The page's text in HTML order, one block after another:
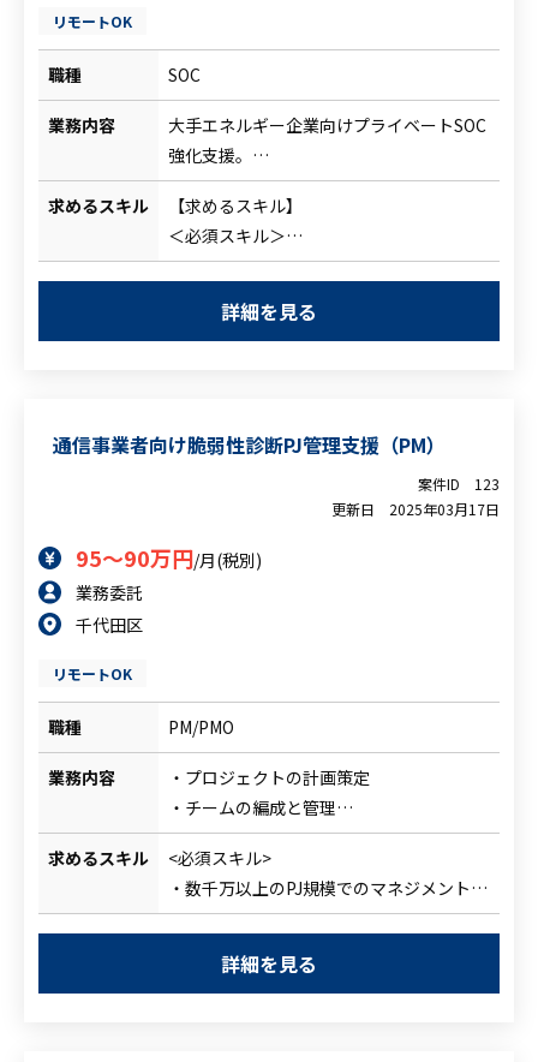
リモートOK
職種 SOC
業務内容
大手エネルギー企業向けプライベートSOC
強化支援。
傘下のSIer内にセキュリティ組織を新たに
設け、伴走で立ち上げ支援行います。
・伴走活動で課題整理/ツール改善/運用フ
ローの改善の実施
※規定類の作成などガバナンス系の作業
は現時点で含まれず
求めるスキル
【求めるスキル】
＜必須スキル＞
・SOC立上げ経験
・CSIRT立上げ経験
詳細を見る
通信事業者向け脆弱性診断PJ管理支援（PM）
案件ID
123
更新日
2025年03月17日
95～90万円/月(税別)
業務委託
千代田区
リモートOK
職種 PM/PMO
業務内容
・プロジェクトの計画策定
・チームの編成と管理
・進捗管理
・リスク管理
・プロジェクトの案件に関わる内外の調整
求めるスキル
<必須スキル>
・数千万以上のPJ規模でのマネジメント経
験
・NWインフラおよびWebアプリに関する
詳細を見る